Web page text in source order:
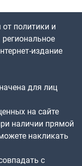
политики и
издание
для лиц
на сайте
наличии прямой
накликать
с